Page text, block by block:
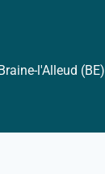
l'Alleud (BE)